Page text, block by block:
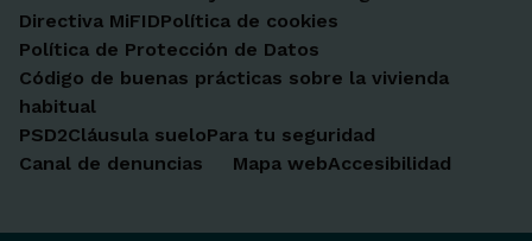
Directiva MiFIDPolítica de cookies
Política de Protección de Datos
Código de buenas prácticas sobre la vivienda
habitual
PSD2Cláusula sueloPara tu seguridad
Canal de denuncias
Mapa webAccesibilidad